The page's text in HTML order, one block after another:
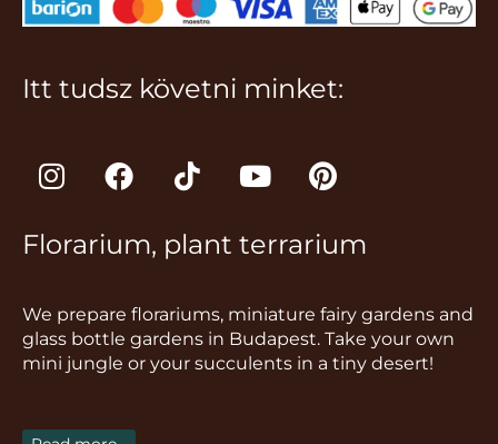
Itt tudsz követni minket:
I
n
t
g
r
a
F
a
e
o
o
k
T
i
t
k
Y
o
t
b
e
P
i
t
r
e
s
Florarium, plant terrarium
We prepare florariums, miniature fairy gardens and
glass bottle gardens in Budapest. Take your own
mini jungle or your succulents in a tiny desert!